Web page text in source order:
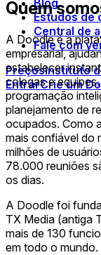
Estudos de
Central de
Fale com
PreçosInstituto
EntrarCrie um
Quem
A Doodle é a
empresarial,
estabelecer
colegas e
programação
planejamento de
ocupados. Como
mais confiável do
milhões de
78.000 reuniões
os dias.
A Doodle foi
TX Media (antiga
mais de 130
em todo o mundo.